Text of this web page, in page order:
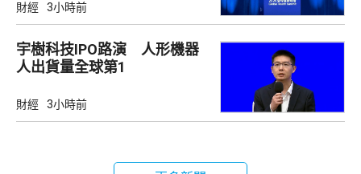
財經 3小時前
宇樹科技IPO路演 人形機器
人出貨量全球第1
財經 3小時前